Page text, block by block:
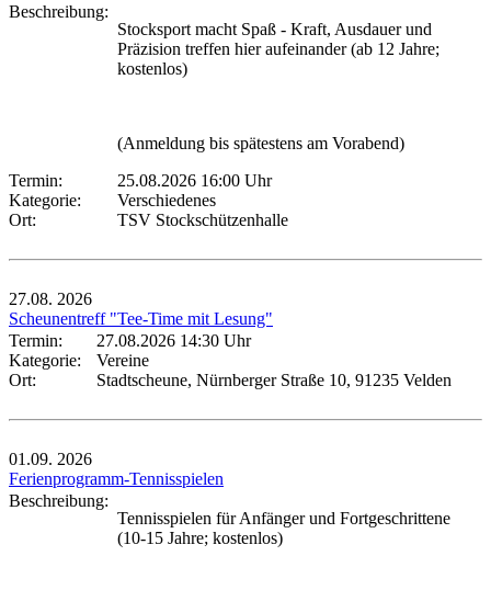
Beschreibung:
Stocksport macht Spaß - Kraft, Ausdauer und
Präzision treffen hier aufeinander (ab 12 Jahre;
kostenlos)
(Anmeldung bis spätestens am Vorabend)
Termin:
25.08.2026 16:00 Uhr
Kategorie:
Verschiedenes
Ort:
TSV Stockschützenhalle
27.08. 2026
Scheunentreff "Tee-Time mit Lesung"
Termin:
27.08.2026 14:30 Uhr
Kategorie:
Vereine
Ort:
Stadtscheune, Nürnberger Straße 10, 91235 Velden
01.09. 2026
Ferienprogramm-Tennisspielen
Beschreibung:
Tennisspielen für Anfänger und Fortgeschrittene
(10-15 Jahre; kostenlos)